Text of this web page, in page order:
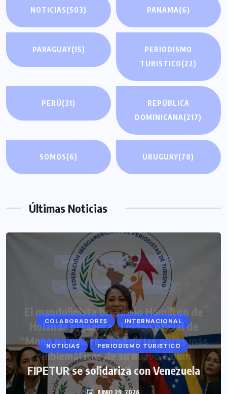
NOTICIAS(503) PANAMA(6)
PARAGUAY(15)
PERIODISMO
TURISTICO(22)
PERÚ(31)
REPÚBLICA
DOMINICANA(217)
SOMOS(6) URUGUAY(78)
Últimas Noticias
COLABORADORES INTERNACIONAL
NOTICIAS PERIODISMO TURISTICO
FIPETUR se solidariza con Venezuela
JUNIO 29, 2026